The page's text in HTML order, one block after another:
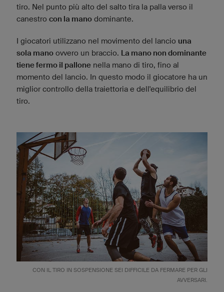
tiro. Nel punto più alto del salto tira la palla verso il
canestro con la mano dominante.
I giocatori utilizzano nel movimento del lancio una
sola mano ovvero un braccio. La mano non dominante
tiene fermo il pallone nella mano di tiro, fino al
momento del lancio. In questo modo il giocatore ha un
miglior controllo della traiettoria e dell'equilibrio del
tiro.
CON IL TIRO IN SOSPENSIONE SEI DIFFICILE DA FERMARE PER GLI
AVVERSARI.